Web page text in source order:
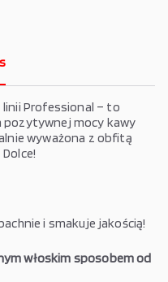
linii Professional – to
pozytywnej mocy kawy
wyważona z obfitą
i smakuje jakością!
włoskim sposobem od